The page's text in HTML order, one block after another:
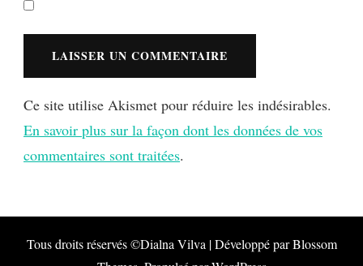
Ce site utilise Akismet pour réduire les indésirables.
En savoir plus sur la façon dont les données de vos
commentaires sont traitées.
Tous droits réservés ©Dialna Vilva | Développé parBlossom